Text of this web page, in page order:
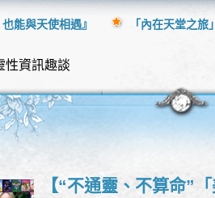
性資訊趣談
【“不通靈、不算命”
也能與天使相遇』 「內在天堂之